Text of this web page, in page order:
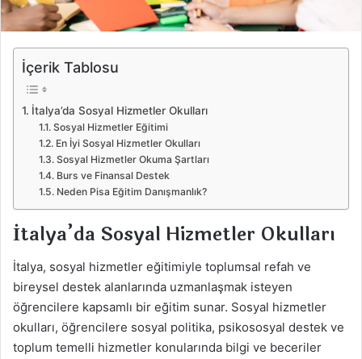
İçerik Tablosu
İtalya’da Sosyal Hizmetler Okulları
Sosyal Hizmetler Eğitimi
En İyi Sosyal Hizmetler Okulları
Sosyal Hizmetler Okuma Şartları
Burs ve Finansal Destek
Neden Pisa Eğitim Danışmanlık?
İtalya’da Sosyal Hizmetler Okulları
İtalya, sosyal hizmetler eğitimiyle toplumsal refah ve
bireysel destek alanlarında uzmanlaşmak isteyen
öğrencilere kapsamlı bir eğitim sunar. Sosyal hizmetler
okulları, öğrencilere sosyal politika, psikososyal destek ve
toplum temelli hizmetler konularında bilgi ve beceriler